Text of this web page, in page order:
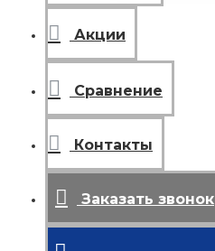
Акции
Сравнение
Контакты
Заказать звонок